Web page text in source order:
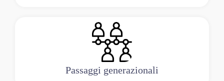
Passaggi generazionali